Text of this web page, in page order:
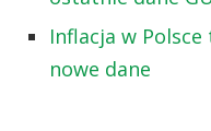
Inflacja w
nowe dane